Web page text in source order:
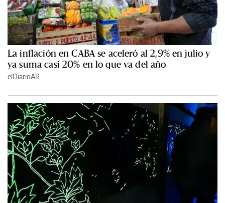
La inflación en CABA se aceleró al 2,9% en julio y
ya suma casi 20% en lo que va del año
elDiarioAR